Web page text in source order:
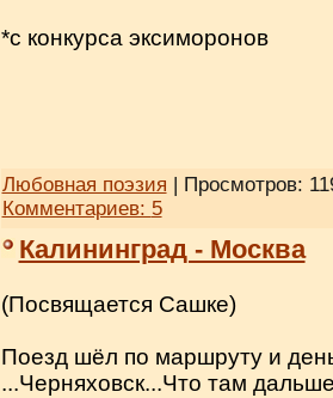
*с конкурса эксиморонов
Любовная поэзия | Просмотров:
Комментариев: 5
Калининград - Москва
(Посвящается Сашке)
Поезд шёл по маршруту и
...Черняховск...Что там